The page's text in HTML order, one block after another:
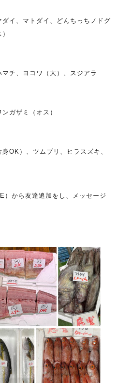
イ、マトダイ、どんちっちノドグ
チ、ヨコワ（大）、スジアラ
ガザミ（オス）
OK）、ツムブリ、ヒラスズキ、
）から友達追加をし、メッセージ